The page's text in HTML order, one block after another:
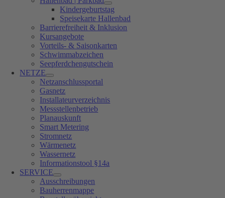
Kindergeburtstag
Speisekarte Hallenbad
Barrierefreiheit & Inklusion
Kursangebote
Vorteils- & Saisonkarten
Schwimmabzeichen
Seepferdchengutschein
NETZE
Netzanschlussportal
Gasnetz
Installateurverzeichnis
Messstellenbetrieb
Planauskunft
Smart Metering
Stromnetz
Wärmenetz
Wassernetz
Informationstool §14a
SERVICE
Ausschreibungen
Bauherrenmappe